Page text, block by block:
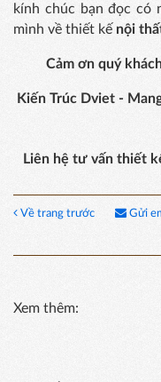
kính chúc bạn đọc có
mình về thiết kế nội
Cảm ơn quý
Kiến Trúc Dviet -
Liên hệ tư vấn thiết
Về trang trước Gửi
Xem thêm: